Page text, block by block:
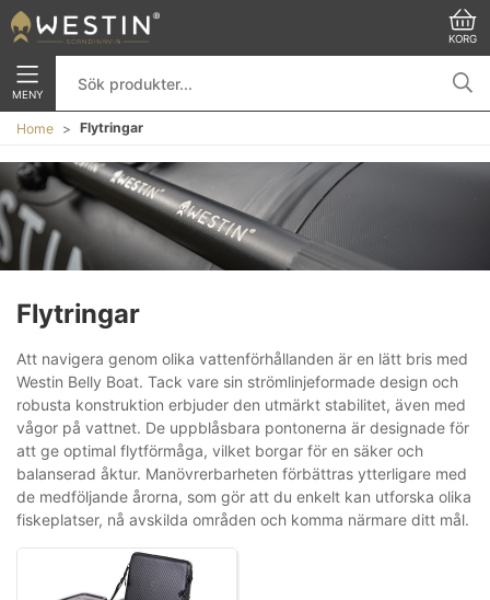
KORG
MENY
Home Flytringar
Flytringar
Att navigera genom olika vattenförhållanden är en lätt bris med
Westin Belly Boat. Tack vare sin strömlinjeformade design och
robusta konstruktion erbjuder den utmärkt stabilitet, även med
vågor på vattnet. De uppblåsbara pontonerna är designade för
att ge optimal flytförmåga, vilket borgar för en säker och
balanserad åktur. Manövrerbarheten förbättras ytterligare med
de medföljande årorna, som gör att du enkelt kan utforska olika
fiskeplatser, nå avskilda områden och komma närmare ditt mål.